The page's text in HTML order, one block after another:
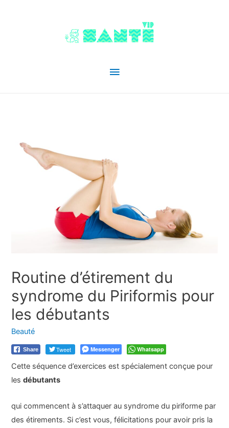
Menu
Routine d’étirement du
syndrome du Piriformis pour
les débutants
Beauté
Share Tweet Messenger Whatsapp
Cette séquence d’exercices est spécialement conçue pour
lesdébutants
qui commencent à s’attaquer au syndrome du piriforme par
des étirements. Si c’est vous, félicitations pour avoir pris la